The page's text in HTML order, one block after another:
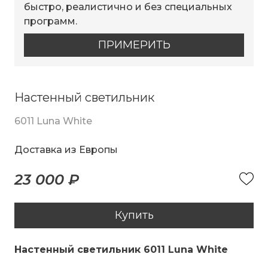
быстро, реалистично и без специальных
программ.
ПРИМЕРИТЬ
Настенный светильник
6011 Luna White
Доставка из Европы
23 000 ₽
Купить
Настенный светильник 6011 Luna White